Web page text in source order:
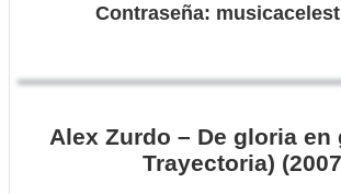
Contraseña:
Alex Zurdo – De gloria en
Trayectoria)